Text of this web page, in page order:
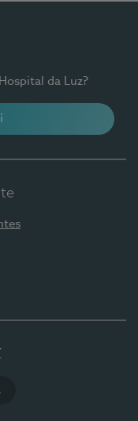
da Luz?